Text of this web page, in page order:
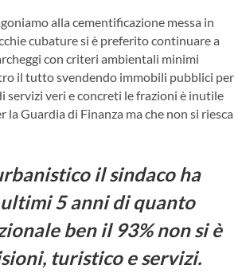
alla cementificazione messa in
cubature si è preferito continuare a
con criteri ambientali minimi
il tutto svendendo immobili pubblici per
servizi veri e concreti le frazioni è inutile
Guardia di Finanza ma che non si riesca
il sindaco ha
5 anni di quanto
ben il 93% non si è
turistico e servizi.